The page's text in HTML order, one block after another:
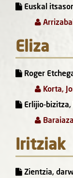
Euskal
Eliza
Roger
Korta,
Erlijio-
Iritziak
Zientzia,